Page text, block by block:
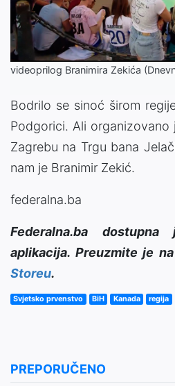
videoprilog Branimira Zekića
Bodrilo se sinoć širom
Podgorici. Ali organizovano
Zagrebu na Trgu bana
nam je Branimir Zekić.
federalna.ba
Federalna.ba
aplikacija. Preuzmite je na
Storeu.
Svjetsko prvenstvo BiH Kanada regija
PREPORUČENO